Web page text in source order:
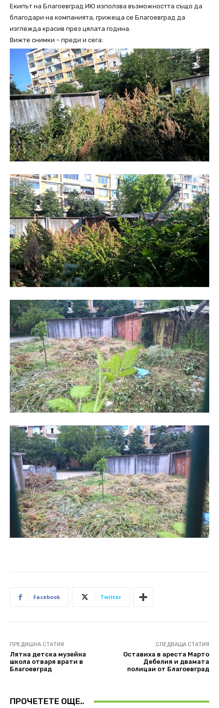
Екипът на Благоевград ИЮ използва възможността също да
благодари на компанията, грижеща се Благоевград да
изглежда красив през цялата година.
Вижте снимки – преди и сега:
Facebook Twitter
ПРЕДИШНА СТАТИЯ
Лятна детска музейна
школа отваря врати в
Благоевград
СЛЕДВАЩА СТАТИЯ
Oставиха в ареста Марто
Дебелия и двамата
полицаи от Благоевград
ПРОЧЕТЕТЕ ОЩЕ..